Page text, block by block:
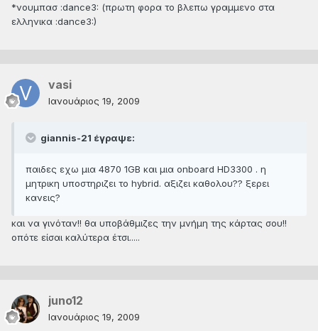
*νουμπασ :dance3: (πρωτη φορα το βλεπω γραμμενο στα
ελληνικα :dance3:)
vasi
Ιανουάριος 19, 2009
giannis-21 έγραψε:
παιδες εχω μια 4870 1GB και μια onboard HD3300 . η
μητρικη υποστηριζει το hybrid. αξιζει καθολου?? ξερει
κανεις?
και να γινόταν!! θα υποβάθμιζες την μνήμη της κάρτας σου!!
οπότε είσαι καλύτερα έτσι.....
juno12
Ιανουάριος 19, 2009